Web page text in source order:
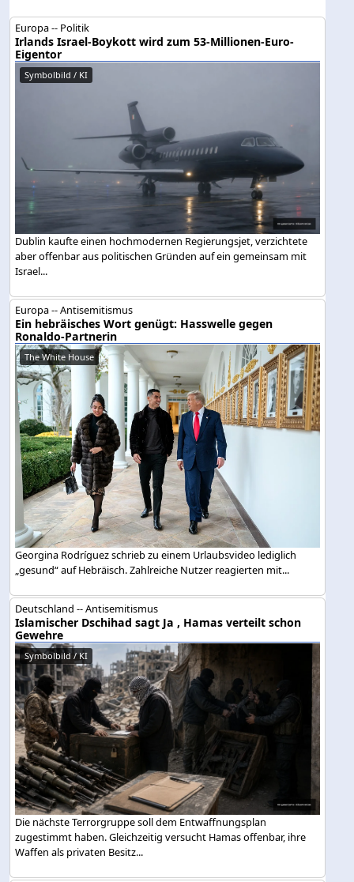
Europa -- Politik
Irlands Israel-Boykott wird zum 53-Millionen-Euro-
Eigentor
Symbolbild / KI
Dublin kaufte einen hochmodernen Regierungsjet, verzichtete
aber offenbar aus politischen Gründen auf ein gemeinsam mit
Israel...
Europa -- Antisemitismus
Ein hebräisches Wort genügt: Hasswelle gegen
Ronaldo-Partnerin
The White House
Georgina Rodríguez schrieb zu einem Urlaubsvideo lediglich
„gesund“ auf Hebräisch. Zahlreiche Nutzer reagierten mit...
Deutschland -- Antisemitismus
Islamischer Dschihad sagt Ja , Hamas verteilt schon
Gewehre
Symbolbild / KI
Die nächste Terrorgruppe soll dem Entwaffnungsplan
zugestimmt haben. Gleichzeitig versucht Hamas offenbar, ihre
Waffen als privaten Besitz...